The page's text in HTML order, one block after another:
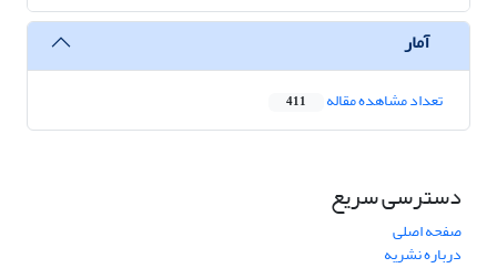
آمار
تعداد مشاهده مقاله 411
دسترسی سریع
صفحه اصلی
درباره نشریه